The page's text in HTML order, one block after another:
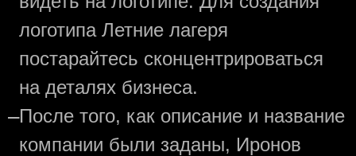
логотипа Летние лагеря
постарайтесь сконцентрироваться
на деталях бизнеса.
—После того, как описание и название
компании были заданы, Иронов